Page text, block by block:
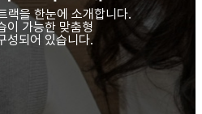
랙을 한눈에 소개합니다.
이 가능한 맞춤형
성되어 있습니다.